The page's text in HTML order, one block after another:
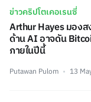
ข่าวคริปโตเคอเรนซี่
Arthur Hayes มอง
ด้าน AI อาจดัน
ภายในปีนี้
Putawan Pulom 13